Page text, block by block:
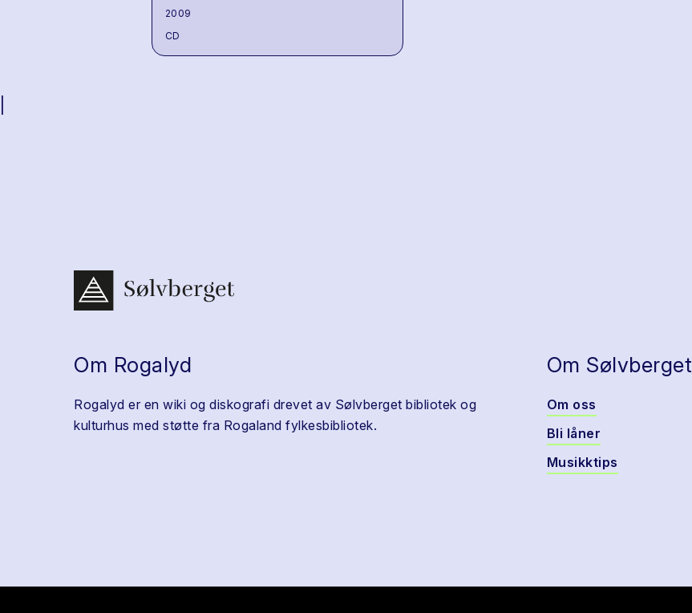
2009
CD
Om Rogalyd
Rogalyd er en wiki og diskografi drevet av Sølvberget bibliotek og
kulturhus med støtte fra Rogaland fylkesbibliotek.
Om Sølvberget
Om oss
Bli låner
Musikktips